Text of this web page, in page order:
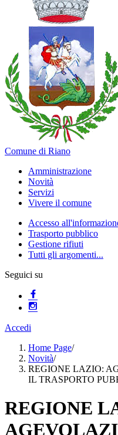
Comune di Riano
Amministrazione
Novità
Servizi
Vivere il comune
Accesso
Trasporto pubblico
Gestione rifiuti
Tutti gli argomenti...
Seguici su
Accedi
Home Page/
Novità/
REGIONE LAZIO:
IL TRASPORTO
REGIONE